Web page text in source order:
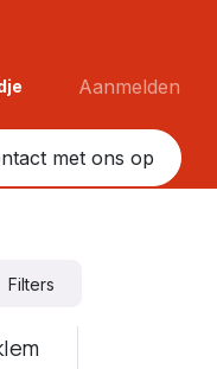
Aanmelden
met ons op
Filters